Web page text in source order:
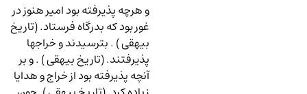
و هرچه پذیرفته بود امیر هنوز در
غور بود که بدرگاه فرستاد. (تاریخ
بیهقی ) . بترسیدند و خراجها
پذیرفتند. (تاریخ بیهقی ) . و بر
آنچه پذیرفته بود از خراج و هدایا